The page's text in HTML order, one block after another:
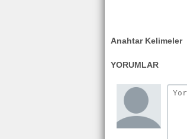
Anahtar Kelimeler
YORUMLAR